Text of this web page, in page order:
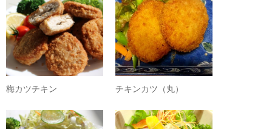
梅カツチキン チキンカツ（丸）